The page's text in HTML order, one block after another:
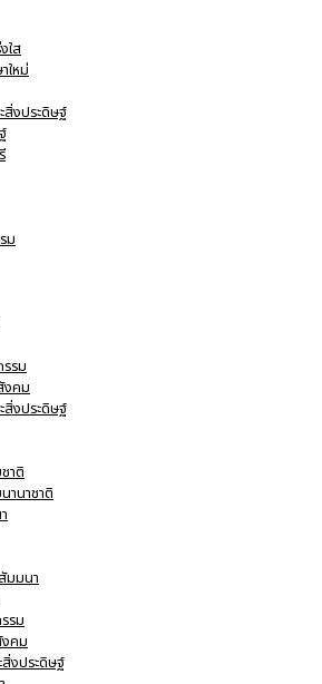
ใส
หม่
งประดิษฐ์
ม
รม
งคม
งประดิษฐ์
าติ
านาชาติ
มมนา
รม
คม
งประดิษฐ์